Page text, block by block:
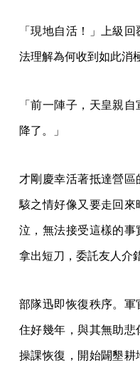
「現地自活！」上級
法理解為何收到如此消
「前一陣子，天皇親
降了。」
才剛慶幸活著抵達營
駭之情好像又要走回
泣，無法接受這樣的
拿出短刀，委託友人介
部隊迅即恢復秩序。軍
住好幾年，與其無助悲
操課恢復，開始闢墾